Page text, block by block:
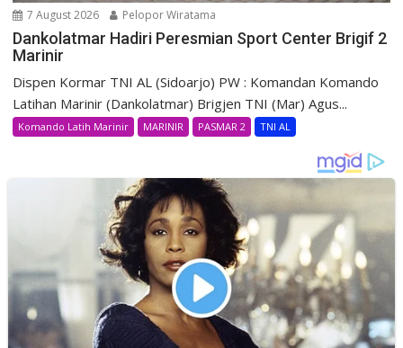
7 August 2026 Pelopor Wiratama
Dankolatmar Hadiri Peresmian Sport Center Brigif 2
Marinir
Dispen Kormar TNI AL (Sidoarjo) PW : Komandan Komando
Latihan Marinir (Dankolatmar) Brigjen TNI (Mar) Agus...
Komando Latih Marinir MARINIR PASMAR 2 TNI AL